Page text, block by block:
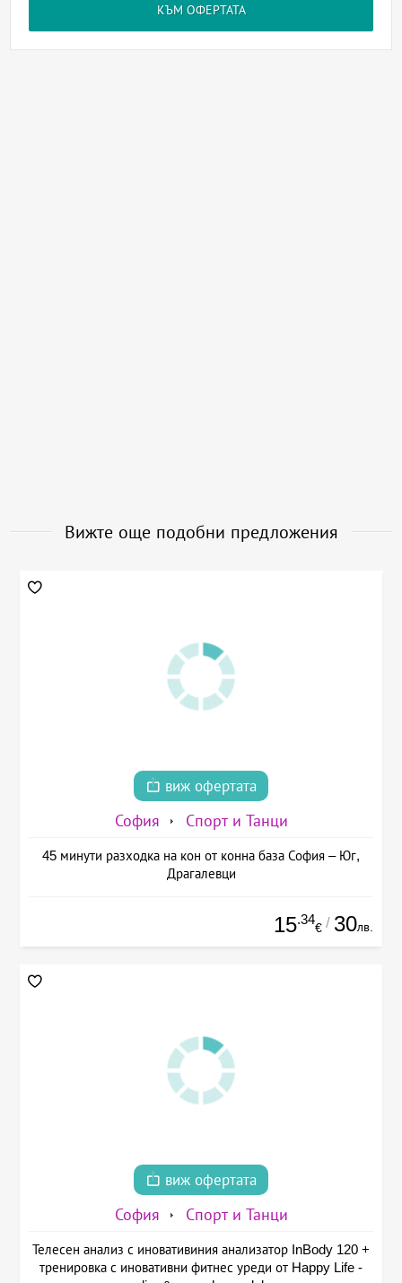
КЪМ ОФЕРТАТА
Вижте още подобни предложения
виж офертата
София Спорт и Танци
45 минути разходка на кон от конна база София – Юг,
Драгалевци
15.34
€ / 30лв.
виж офертата
София Спорт и Танци
Телесен анализ с иновативиния анализатор InBody 120 +
тренировка с иновативни фитнес уреди от Happy Life -